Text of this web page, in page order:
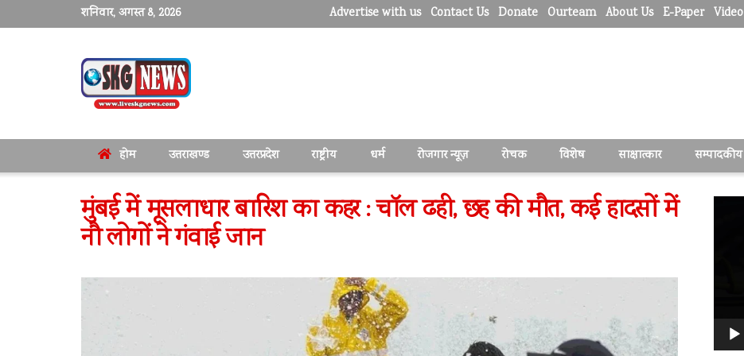
शनिवार, अगस्त 8, 2026 Advertise with us Contact Us Donate Ourteam About Us E-Paper Video
होम उत्तराखण्ड उत्तरप्रदेश राष्ट्रीय धर्म रोजगार न्यूज़ रोचक विशेष साक्षात्कार सम्पादकीय
मुंबई में मूसलाधार बारिश का कहर : चॉल ढही, छह की मौत, कई हादसों में
नौ लोगों ने गंवाई जान